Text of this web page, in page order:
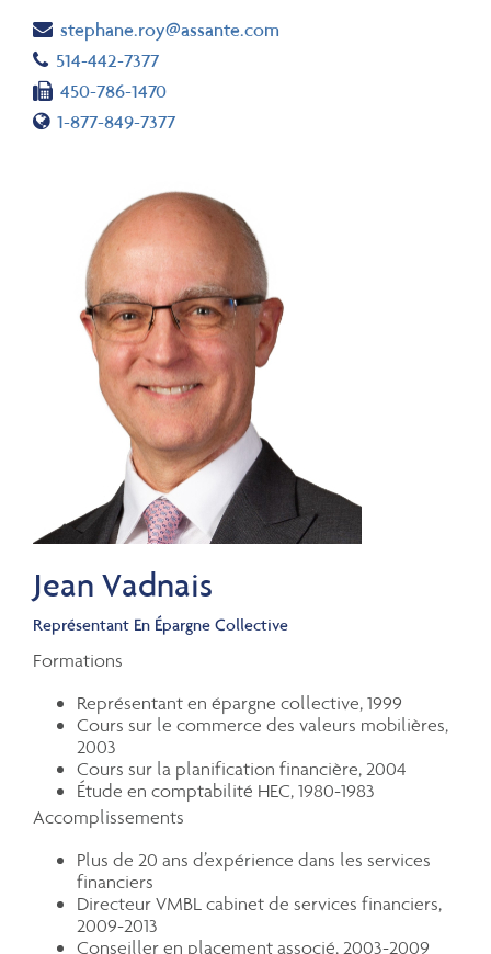
Email
stephane.roy@assante.com
Telephone number
514-442-7377
Fax number
450-786-1470
Toll free number
1-877-849-7377
Jean Vadnais
Représentant En Épargne Collective
Formations
Représentant en épargne collective, 1999
Cours sur le commerce des valeurs mobilières,
2003
Cours sur la planification financière, 2004
Étude en comptabilité HEC, 1980-1983
Accomplissements
Plus de 20 ans d’expérience dans les services
financiers
Directeur VMBL cabinet de services financiers,
2009-2013
Conseiller en placement associé, 2003-2009